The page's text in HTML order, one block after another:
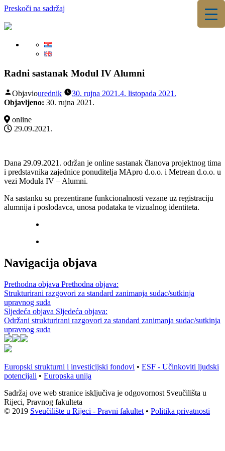
Preskoči na sadržaj
Radni sastanak Modul IV Alumni
Objaviourednik 30. rujna 2021.4. listopada 2021.
Objavljeno: 30. rujna 2021.
online
29.09.2021.
Dana 29.09.2021. održan je online sastanak članova projektnog tima
i predstavnika zajednice ponuditelja MApro d.o.o. i Metrean d.o.o. u
vezi Modula IV – Alumni.
Na sastanku su prezentirane funkcionalnosti vezane uz registraciju
alumnija i poslodavca, unosa podataka te vizualnog identiteta.
Navigacija objava
Prethodna objava Prethodna objava:
Strukturirani razgovori za standard zanimanja sudac/sutkinja
upravnog suda
Sljedeća objava Sljedeća objava:
Održani strukturirani razgovori za standard zanimanja sudac/sutkinja
upravnog suda
Europski strukturni i investicijski fondovi • ESF - Učinkoviti ljudski
potencijali • Europska unija
Sadržaj ove web stranice isključiva je odgovornost Sveučilišta u
Rijeci, Pravnog fakulteta
© 2019 Sveučilište u Rijeci - Pravni fakultet • Politika privatnosti